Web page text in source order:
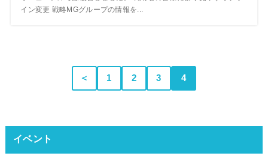
イン変更 戦略MGグループの情報を...
＜ 1 2 3 4
イベント